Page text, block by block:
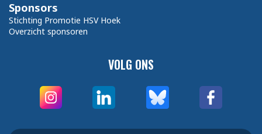
VOLG ONS
Sponsors
Stichting Promotie HSV Hoek
Overzicht sponsoren